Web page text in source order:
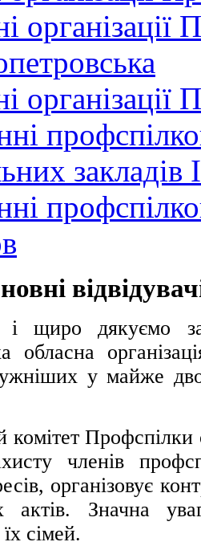
організації
організації
закладів
щиро дякуємо за
обласна
у майже
Профспілки
членів
організовує
актів. Значна
сімей.